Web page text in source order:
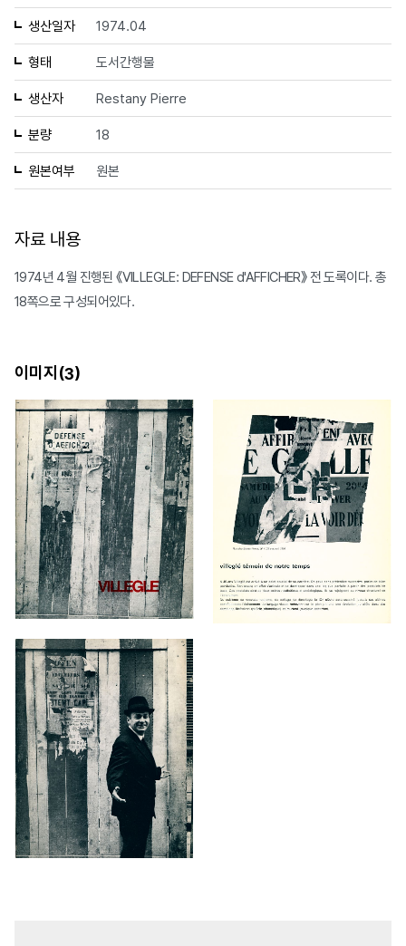
생산일자 1974.04
형태 도서간행물
생산자 Restany Pierre
분량 18
원본여부 원본
자료 내용
1974년 4월 진행된 《VILLEGLE: DEFENSE d'AFFICHER》 전 도록이다. 총
18쪽으로 구성되어있다.
이미지(3)